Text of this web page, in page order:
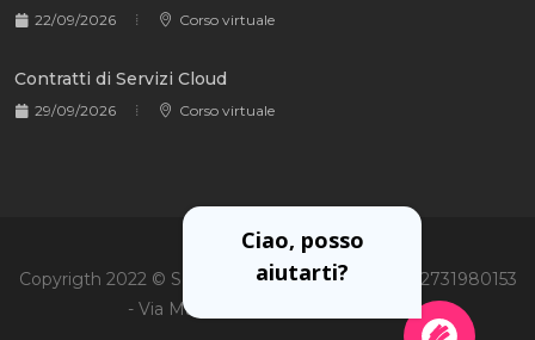
22/09/2026 Corso virtuale
Contratti di Servizi Cloud
29/09/2026 Corso virtuale
Copyrigth 2022 © Soiel International Srl - P.Iva 02731980153
- Via Martiri Oscuri 3, 20125 Milano
Ciao, posso
aiutarti?